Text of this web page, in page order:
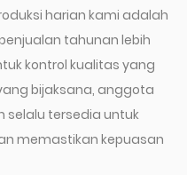
harian kami adalah
tahunan lebih
kontrol kualitas yang
bijaksana, anggota
selalu tersedia untuk
memastikan kepuasan